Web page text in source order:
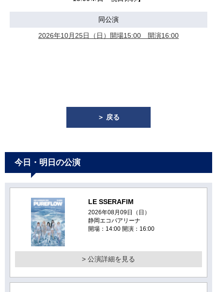
同公演
2026年10月25日（日）開場15:00 開演16:00
＞ 戻る
今日・明日の公演
LE SSERAFIM
2026年08月09日（日）
静岡エコパアリーナ
開場：14:00 開演：16:00
> 公演詳細を見る